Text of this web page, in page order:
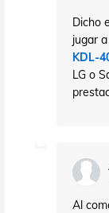
Dicho
jugar
KDL-
LG o
Al